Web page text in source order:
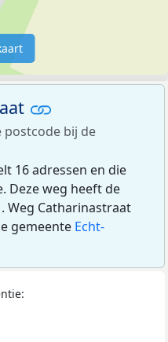
postcode bij de
16 adressen en die
Deze weg heeft de
Weg Catharinastraat
gemeente Echt-